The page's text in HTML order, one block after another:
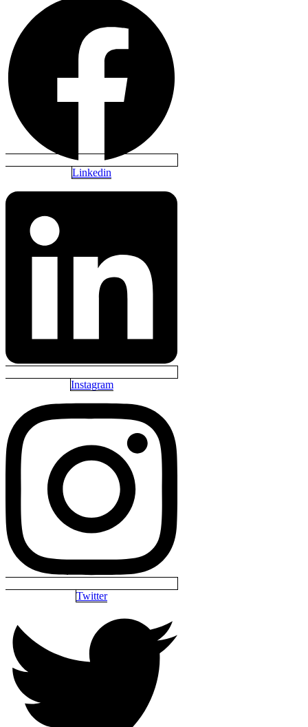
Linkedin
Instagram
Twitter